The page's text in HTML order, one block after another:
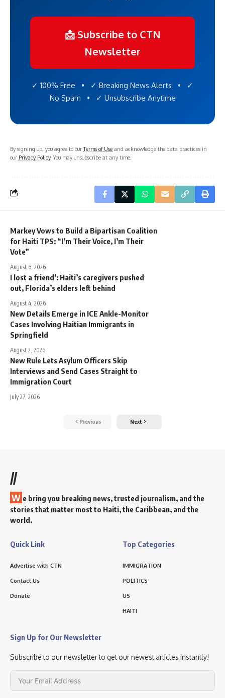
📩 Subscribe to CTN
Newsletter
✓ 100% Free • ✓ Breaking News Alerts • ✓
No Spam • ✓ Unsubscribe Anytime
By signing up, you agree to ourTerms of Use and acknowledge the data practices in
our Privacy Policy. You may unsubscribe at any time.
Markey Vows to Build a Bipartisan Coalition
for Haiti TPS: “I’m Their Voice, I’m Their
Vote”
August 6, 2026
I lost a friend’: Haiti’s caregivers pushed
out, Florida’s elders left behind
August 4, 2026
New Details Emerge in ICE Ankle-Monitor
Cases Involving Haitian Immigrants in
Springfield
August 2, 2026
New Rule Lets Asylum Officers Skip
Interviews and Send Cases Straight to
Immigration Court
July 27, 2026
Previous Next
//
W e bring you breaking news, trusted journalism, and the
stories that matter most to Haiti, the Caribbean, and the
world.
Quick Link
Advertise with CTN
Contact Us
Donate
Top Categories
IMMIGRATION
POLITICS
US
HAITI
Sign Up for Our Newsletter
Subscribe to our newsletter to get our newest articles instantly!